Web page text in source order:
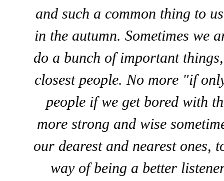
and such a common thing to
in the autumn. Sometimes we
do a bunch of important
closest people. No more "if
people if we get bored with
more strong and wise
our dearest and nearest ones,
way of being a better